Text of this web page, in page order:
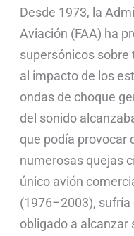
Desde 1973, la
Aviación (FAA) ha
supersónicos sobre
al impacto de los
ondas de choque
del sonido
que podía provocar
numerosas quejas
único avión
(1976–2003),
obligado a alcanzar